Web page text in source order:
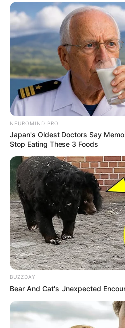
NEUROMIND PRO
Japan's Oldest Doctors Say
Stop Eating These 3 Foods
BUZZDAY
Bear And Cat's Unexpected